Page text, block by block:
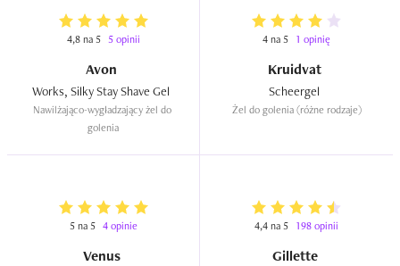
4,8 na 5 5 opinii
Avon
Nawilżająco-wygładzający żel do
golenia
4 na 5 1 opinię
Kruidvat
Żel do golenia (różne rodzaje)
5 na 5 4 opinie
Venus
4,4 na 5 198 opinii
Gillette